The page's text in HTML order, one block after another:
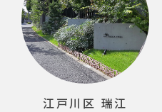
江戸川区 瑞江